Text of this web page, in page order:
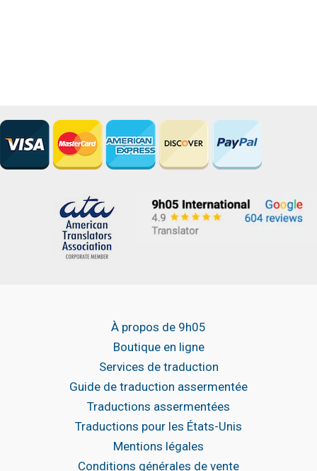
À propos de 9h05
Boutique en ligne
Services de traduction
Guide de traduction assermentée
Traductions assermentées
Traductions pour les États-Unis
Mentions légales
Conditions générales de vente